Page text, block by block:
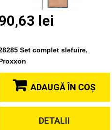
lei
Set complet slefuire,
ADAUGĂ ÎN COŞ
DETALII
Vizionare